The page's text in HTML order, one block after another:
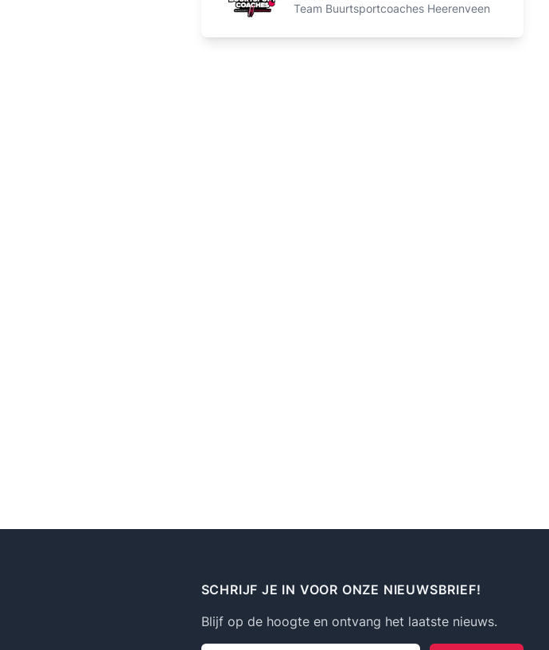
Team Buurtsportcoaches Heerenveen
SCHRIJF JE IN VOOR ONZE NIEUWSBRIEF!
Blijf op de hoogte en ontvang het laatste nieuws.